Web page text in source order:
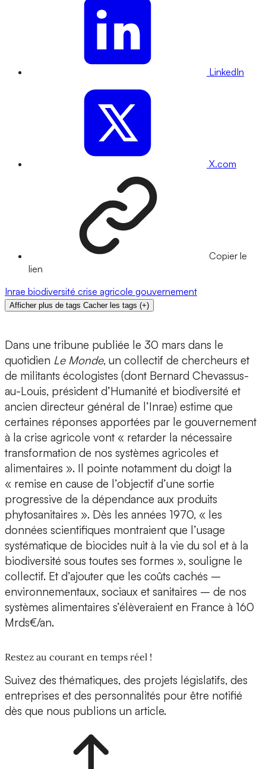
LinkedIn
X.com
Copier le
lien
Inrae biodiversité crise agricole gouvernement
Afficher plus de tags Cacher les tags (+)
Dans une tribune publiée le 30 mars dans le
quotidien Le Monde, un collectif de chercheurs et
de militants écologistes (dont Bernard Chevassus-
au-Louis, président d’Humanité et biodiversité et
ancien directeur général de l’Inrae) estime que
certaines réponses apportées par le gouvernement
à la crise agricole vont « retarder la nécessaire
transformation de nos systèmes agricoles et
alimentaires ». Il pointe notamment du doigt la
« remise en cause de l’objectif d’une sortie
progressive de la dépendance aux produits
phytosanitaires ». Dès les années 1970, « les
données scientifiques montraient que l’usage
systématique de biocides nuit à la vie du sol et à la
biodiversité sous toutes ses formes », souligne le
collectif. Et d’ajouter que les coûts cachés –
environnementaux, sociaux et sanitaires – de nos
systèmes alimentaires s’élèveraient en France à 160
Mrds€/an.
Restez au courant en temps réel !
Suivez des thématiques, des projets législatifs, des
entreprises et des personnalités pour être notifié
dès que nous publions un article.